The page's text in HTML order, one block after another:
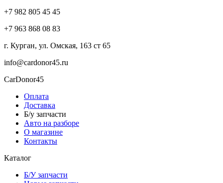
+7 982 805 45 45
+7 963 868 08 83
г. Курган, ул. Омская, 163 ст 65
info@cardonor45.ru
CarDonor45
Оплата
Доставка
Б/у запчасти
Авто на разборе
О магазине
Контакты
Каталог
Б/У запчасти